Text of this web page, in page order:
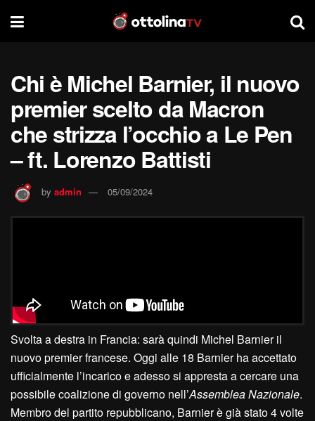
Chi è Michel Barnier, il nuovo
premier scelto da Macron
che strizza l’occhio a Le Pen
– ft. Lorenzo Battisti
by admin 05/09/2024
Svolta a destra in Francia: sarà quindi Michel Barnier il
nuovo premier francese. Oggi alle 18 Barnier ha accettato
ufficialmente l’incarico e adesso si appresta a cercare una
possibile coalizione di governo nell’Assemblea Nazionale.
Membro del partito repubblicano, Barnier è già stato 4 volte